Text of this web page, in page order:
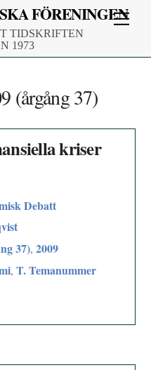
FÖRENINGEN
TIDSKRIFTEN
1973
(årgång 37)
kriser
Debatt
37),2009
,T. Temanummer